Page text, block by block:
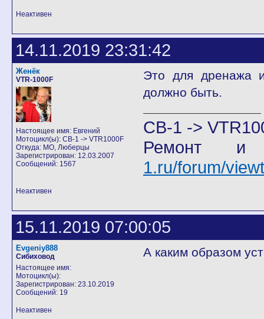
Неактивен
14.11.2019 23:31:42
Женёк
VTR-1000F
Настоящее имя: Евгений
Мотоцикл(ы): CB-1 -> VTR1000F
Откуда: МО, Люберцы
Зарегистрирован: 12.03.2007
Сообщений: 1567
Это для дренажа
должно быть.
CB-1 ->
Ремонт и
1.ru/forum/
Неактивен
15.11.2019 07:00:05
Evgeniy888
Сибиховод
Настоящее имя:
Мотоцикл(ы):
Зарегистрирован: 23.10.2019
Сообщений: 19
А каким образом
Неактивен